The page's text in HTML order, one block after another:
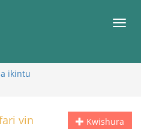
ikintu
Kwishura
vin